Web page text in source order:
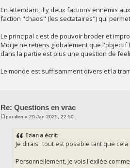
En attendant, il y deux factions ennemis
faction "chaos" (les sectataires") qui
Le principal c'est de pouvoir broder et
Moi je ne retiens globalement que
dans la partie est plus une question de
Le monde est suffisamment divers et la
Re: Questions en vrac
parden » 29 Jan 2025, 22:50
Ezian a écrit:
Je dirais : tout est possible tant que
Personnellement, je vois l'exilée